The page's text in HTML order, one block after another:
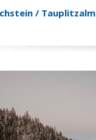
/ Tauplitzalm